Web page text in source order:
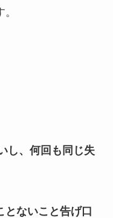
し、何回も同じ失
ないこと告げ口